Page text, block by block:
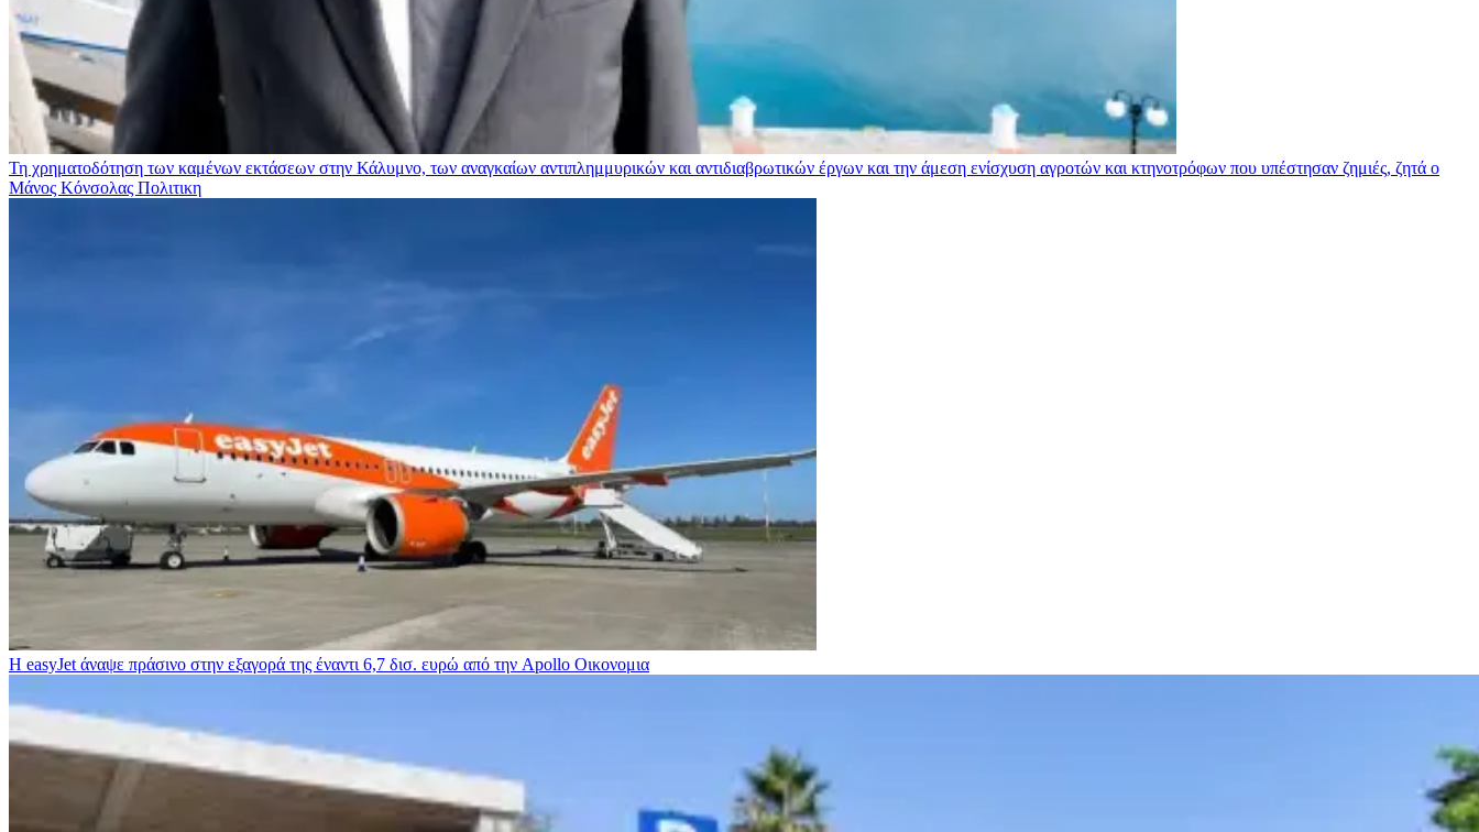
Τη χρηματοδότηση των καμένων εκτάσεων στην Κάλυμνο, των αναγκαίων αντιπλημμυρικών και αντιδιαβρωτικών έργων και την άμεση ενίσχυση αγροτών και κτηνοτρόφων που υπέστησαν ζημιές, ζητά ο
Μάνος Κόνσολας Πολιτικη
Η easyJet άναψε πράσινο στην εξαγορά της έναντι 6,7 δισ. ευρώ από την Apollo Οικονομια